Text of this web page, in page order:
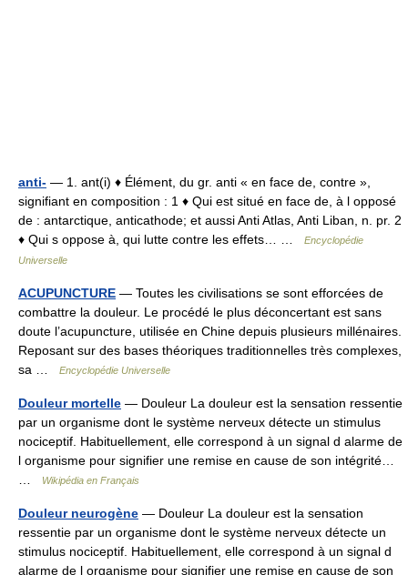
anti- — 1. ant(i) ♦ Élément, du gr. anti « en face de, contre »,
signifiant en composition : 1 ♦ Qui est situé en face de, à l opposé
de : antarctique, anticathode; et aussi Anti Atlas, Anti Liban, n. pr. 2
♦ Qui s oppose à, qui lutte contre les effets… …
Encyclopédie
Universelle
ACUPUNCTURE — Toutes les civilisations se sont efforcées de
combattre la douleur. Le procédé le plus déconcertant est sans
doute l’acupuncture, utilisée en Chine depuis plusieurs millénaires.
Reposant sur des bases théoriques traditionnelles très complexes,
sa …
Encyclopédie Universelle
Douleur mortelle — Douleur La douleur est la sensation ressentie
par un organisme dont le système nerveux détecte un stimulus
nociceptif. Habituellement, elle correspond à un signal d alarme de
l organisme pour signifier une remise en cause de son intégrité…
Wikipédia en Français
Douleur neurogène — Douleur La douleur est la sensation
ressentie par un organisme dont le système nerveux détecte un
stimulus nociceptif. Habituellement, elle correspond à un signal d
alarme de l organisme pour signifier une remise en cause de son